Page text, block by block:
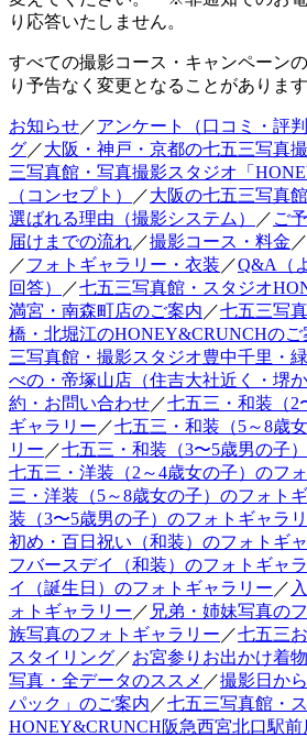
り応答いたしません。
すべての撮影コース・キャンペーン
り予告なく変更となることがあります
お知らせ／アンケート（口コミ・評判
グ／大阪・神戸・京都の七五三写真
三写真館・写真撮影スタジオ「
（コンセプト）
／大阪の七五三写真
選ばれる理由（撮影システム）
／ ご
届けまでの流れ／撮影コース・料金 ／
／フォトギャラリー・衣装 ／Q&A（
回答）
／七五三写真館・スタジオ
満宮・南森町店のご案内 ／七五三写
橋・北堀江のHONEY&CRUNCHのご
三写真館・撮影スタジオ豊中千里・
べの・帝塚山店（住吉大社近く・堺か
約・お問い合わせ／七五三・和装（2
ギャラリー ／七五三・和装（5～8歳
リー ／七五三・和装（3〜5歳男の子
七五三・洋装（2～4歳女の子）のフ
三・洋装（5～8歳女の子）のフォト
装（3〜5歳男の子）のフォトギャラ
初め・百日祝い（和装）のフォトギ
フバースデイ（和装）のフォトギャ
イ（誕生日）のフォトギャラリー ／
ォトギャラリー ／ 兄弟・姉妹写真の
族写真のフォトギャラリー ／七五三
スタイリング／お宮参りお出かけ着
写真・全データのススメ ／撮影日か
パック」のご案内 ／七五三写真館・
HONEY&CRUNCH阪急西宮北口駅前